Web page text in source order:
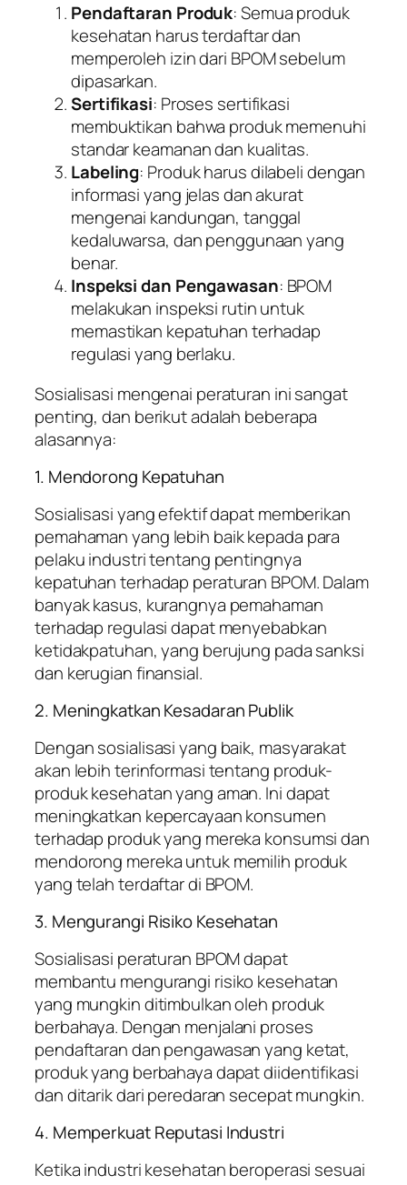
Pendaftaran Produk: Semua produk
kesehatan harus terdaftar dan
memperoleh izin dari BPOM sebelum
dipasarkan.
Sertifikasi: Proses sertifikasi
membuktikan bahwa produk memenuhi
standar keamanan dan kualitas.
Labeling: Produk harus dilabeli dengan
informasi yang jelas dan akurat
mengenai kandungan, tanggal
kedaluwarsa, dan penggunaan yang
benar.
Inspeksi dan Pengawasan: BPOM
melakukan inspeksi rutin untuk
memastikan kepatuhan terhadap
regulasi yang berlaku.
Sosialisasi mengenai peraturan ini sangat
penting, dan berikut adalah beberapa
alasannya:
1. Mendorong Kepatuhan
Sosialisasi yang efektif dapat memberikan
pemahaman yang lebih baik kepada para
pelaku industri tentang pentingnya
kepatuhan terhadap peraturan BPOM. Dalam
banyak kasus, kurangnya pemahaman
terhadap regulasi dapat menyebabkan
ketidakpatuhan, yang berujung pada sanksi
dan kerugian finansial.
2. Meningkatkan Kesadaran Publik
Dengan sosialisasi yang baik, masyarakat
akan lebih terinformasi tentang produk-
produk kesehatan yang aman. Ini dapat
meningkatkan kepercayaan konsumen
terhadap produk yang mereka konsumsi dan
mendorong mereka untuk memilih produk
yang telah terdaftar di BPOM.
3. Mengurangi Risiko Kesehatan
Sosialisasi peraturan BPOM dapat
membantu mengurangi risiko kesehatan
yang mungkin ditimbulkan oleh produk
berbahaya. Dengan menjalani proses
pendaftaran dan pengawasan yang ketat,
produk yang berbahaya dapat diidentifikasi
dan ditarik dari peredaran secepat mungkin.
4. Memperkuat Reputasi Industri
Ketika industri kesehatan beroperasi sesuai